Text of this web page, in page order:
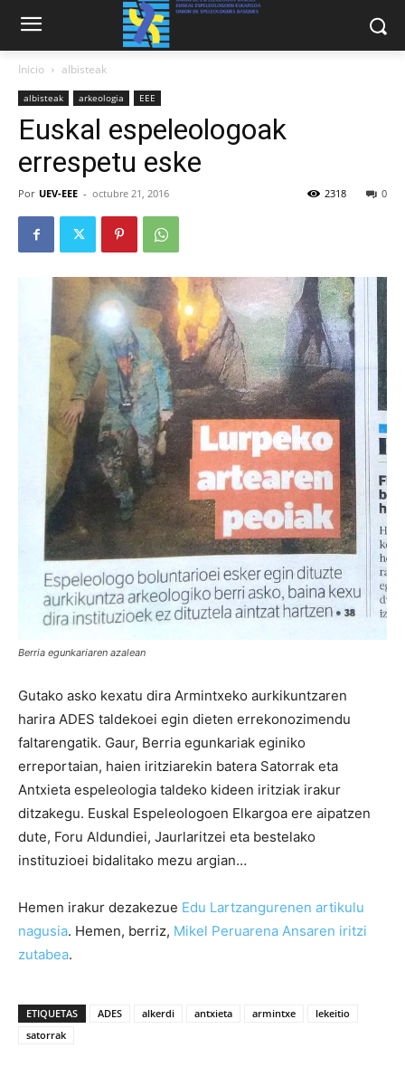
Inicio albisteak
albisteak arkeologia EEE
Euskal espeleologoak
errespetu eske
Por UEV-EEE - octubre 21, 2016 0
2318
Berria egunkariaren azalean
Gutako asko kexatu dira Armintxeko aurkikuntzaren
harira ADES taldekoei egin dieten errekonozimendu
faltarengatik. Gaur, Berria egunkariak eginiko
erreportaian, haien iritziarekin batera Satorrak eta
Antxieta espeleologia taldeko kideen iritziak irakur
ditzakegu. Euskal Espeleologoen Elkargoa ere aipatzen
dute, Foru Aldundiei, Jaurlaritzei eta bestelako
instituzioei bidalitako mezu argian…
Hemen irakur dezakezue Edu Lartzangurenen artikulu
nagusia. Hemen, berriz, Mikel Peruarena Ansaren iritzi
zutabea.
ETIQUETAS ADES alkerdi antxieta armintxe
lekeitio
satorrak